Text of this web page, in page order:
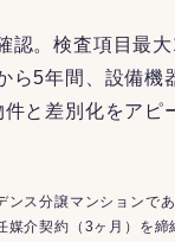
認。検査項目最
ら5年間、設備
と差別化をアピ
ス分譲マンションで
介契約（3ヶ月）を